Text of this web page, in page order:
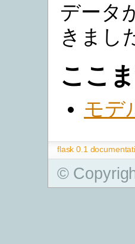
データ
きまし
ここ
モデ
flask 0.1
©